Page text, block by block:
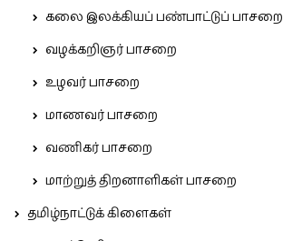
கலை இலக்கியப் பண்பாட்டுப் பாசறை
வழக்கறிஞர் பாசறை
உழவர் பாசறை
மாணவர் பாசறை
வணிகர் பாசறை
மாற்றுத் திறனாளிகள் பாசறை
தமிழ்நாட்டுக் கிளைகள்